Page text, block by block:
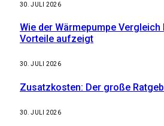
30. JULI 2026
Wie der Wärmepumpe
Vorteile aufzeigt
30. JULI 2026
Zusatzkosten: Der große
30. JULI 2026